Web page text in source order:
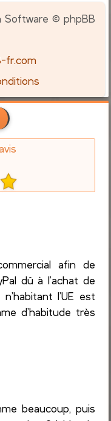
Software © phpBB
fr.com
afin de
dû à l’achat de
l’UE est
d’habitude très
beaucoup, puis